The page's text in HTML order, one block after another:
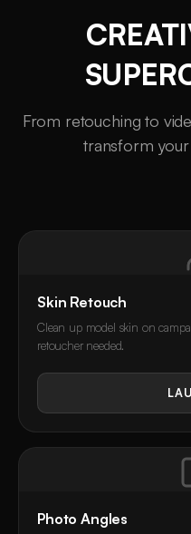
From retouching to
transform
Skin Retouch
Clean up model skin on
retoucher needed.
Photo Angles